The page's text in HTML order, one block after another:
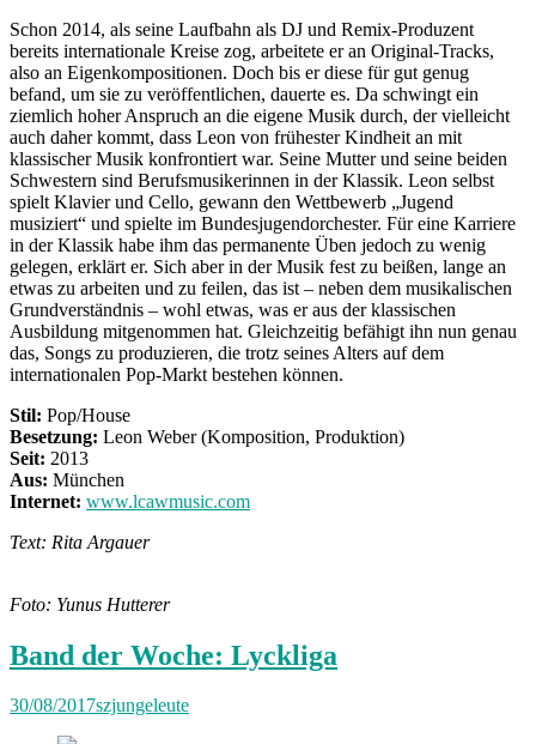
Schon 2014, als seine Laufbahn als DJ und Remix-Produzent
bereits internationale Kreise zog, arbeitete er an Original-Tracks,
also an Eigenkompositionen. Doch bis er diese für gut genug
befand, um sie zu veröffentlichen, dauerte es. Da schwingt ein
ziemlich hoher Anspruch an die eigene Musik durch, der vielleicht
auch daher kommt, dass Leon von frühester Kindheit an mit
klassischer Musik konfrontiert war. Seine Mutter und seine beiden
Schwestern sind Berufsmusikerinnen in der Klassik. Leon selbst
spielt Klavier und Cello, gewann den Wettbewerb „Jugend
musiziert“ und spielte im Bundesjugendorchester. Für eine Karriere
in der Klassik habe ihm das permanente Üben jedoch zu wenig
gelegen, erklärt er. Sich aber in der Musik fest zu beißen, lange an
etwas zu arbeiten und zu feilen, das ist – neben dem musikalischen
Grundverständnis – wohl etwas, was er aus der klassischen
Ausbildung mitgenommen hat. Gleichzeitig befähigt ihn nun genau
das, Songs zu produzieren, die trotz seines Alters auf dem
internationalen Pop-Markt bestehen können.
Stil: Pop/House
Besetzung: Leon Weber (Komposition, Produktion)
Seit: 2013
Aus: München
Internet: www.lcawmusic.com
Text: Rita Argauer
Foto: Yunus Hutterer
Band der Woche: Lyckliga
30/08/2017szjungeleute